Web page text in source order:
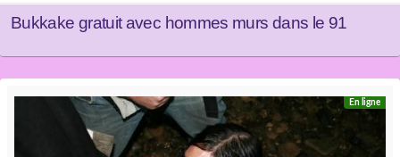
Bukkake gratuit avec hommes murs dans le 91
En ligne